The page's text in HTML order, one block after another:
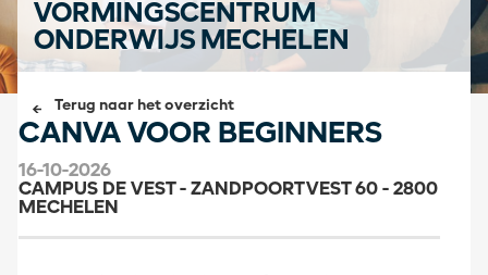
VORMINGSCENTRUM
ONDERWIJS MECHELEN
Terug naar het overzicht
CANVA VOOR BEGINNERS
16-10-2026
CAMPUS DE VEST - ZANDPOORTVEST 60 - 2800
MECHELEN